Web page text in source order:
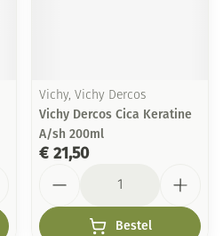
Vichy, Vichy Dercos
Vichy Dercos Cica Keratine
A/sh 200ml
€ 21,50
Bestel